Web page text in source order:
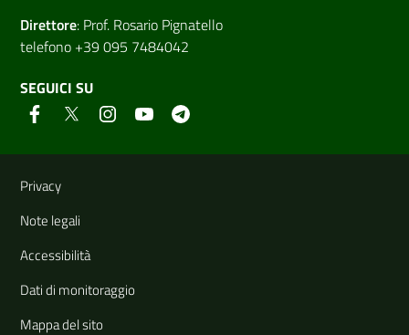
Direttore: Prof. Rosario Pignatello
telefono +39 095 7484042
SEGUICI SU
Link e informazioni utili
Privacy
Note legali
Accessibilità
Dati di monitoraggio
Mappa del sito